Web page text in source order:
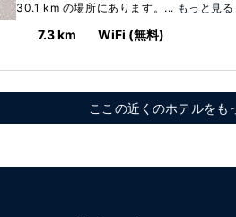
30.1 km の場所にあります。... もっと見る
7.3 km WiFi (無料)
ここの近くのホテルをも